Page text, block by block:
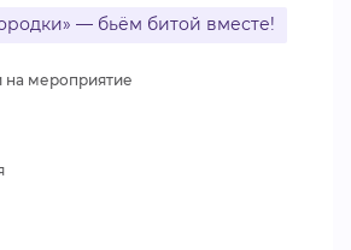
— бьём битой вместе!
мероприятие